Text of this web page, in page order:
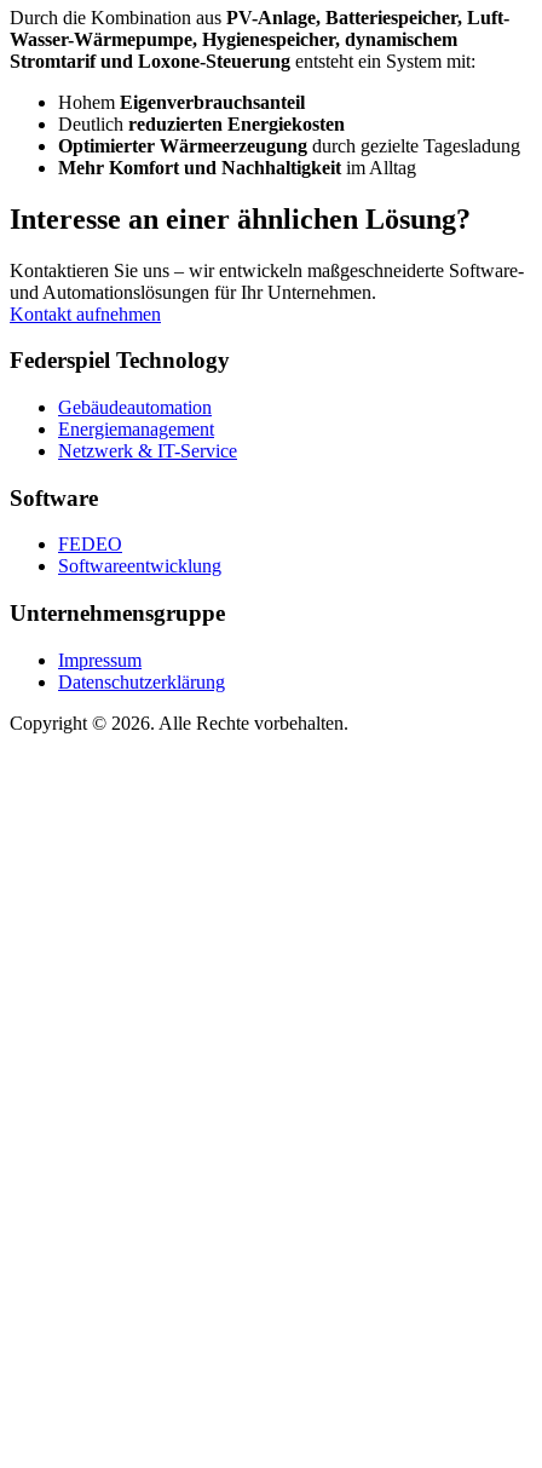
Durch die Kombination aus PV-Anlage, Batteriespeicher, Luft-
Wasser-Wärmepumpe, Hygienespeicher, dynamischem
Stromtarif und Loxone-Steuerung entsteht ein System mit:
Hohem Eigenverbrauchsanteil
Deutlich reduzierten Energiekosten
Optimierter Wärmeerzeugung durch gezielte Tagesladung
Mehr Komfort und Nachhaltigkeit im Alltag
Interesse an einer ähnlichen Lösung?
Kontaktieren Sie uns – wir entwickeln maßgeschneiderte Software-
und Automationslösungen für Ihr Unternehmen.
Kontakt aufnehmen
Federspiel Technology
Gebäudeautomation
Energiemanagement
Netzwerk & IT-Service
Software
FEDEO
Softwareentwicklung
Unternehmensgruppe
Impressum
Datenschutzerklärung
Copyright © 2026. Alle Rechte vorbehalten.